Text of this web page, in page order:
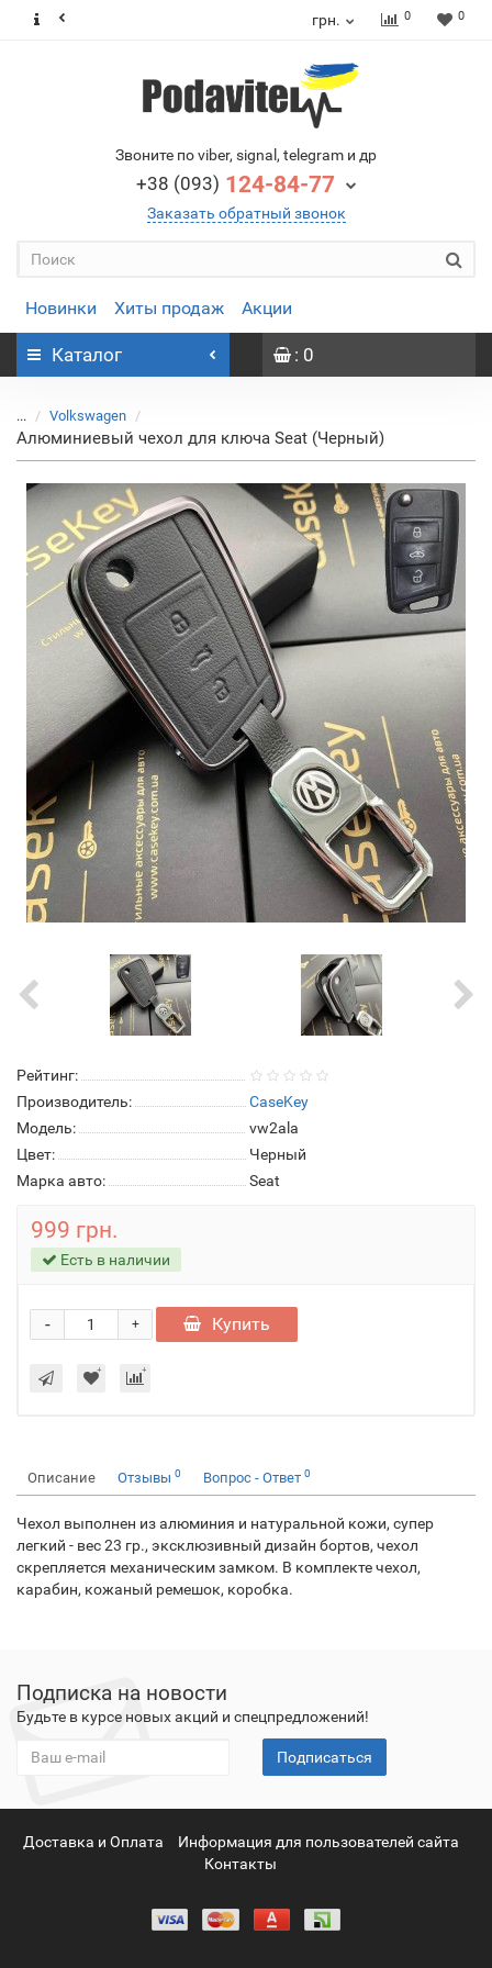
грн. 0 0
Звоните по viber, signal, telegram и др
+38 (093) 124-84-77
Заказать обратный звонок
Новинки Хиты продаж Акции
Каталог : 0
... Volkswagen
Алюминиевый чехол для ключа Seat (Черный)
Рейтинг:
Производитель:
CaseKey
Модель:
vw2ala
Цвет:
Черный
Марка авто:
Seat
999 грн.
Есть в наличии
+
- Купить
Описание Отзывы 0 Вопрос - Ответ 0
Чехол выполнен из алюминия и натуральной кожи, супер
легкий - вес 23 гр., эксклюзивный дизайн бортов, чехол
скрепляется механическим замком. В комплекте чехол,
карабин, кожаный ремешок, коробка.
Подписка на новости
Будьте в курсе новых акций и спецпредложений!
Подписаться
Доставка и Оплата
Информация для пользователей сайта
Контакты